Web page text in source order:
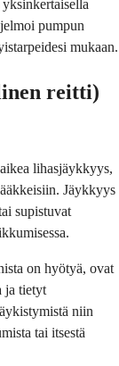
pumpun
mukaan.
reitti)
lihasjäykkyys,
Jäykkyys
supistuvat
on hyötyä, ovat
ja tietyt
niin
tai itsestä